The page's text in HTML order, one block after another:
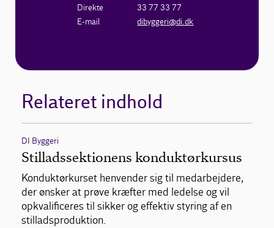
Direkte
33 77 33 77
E-mail
dibyggeri@di.dk
Relateret indhold
DI Byggeri
Stilladssektionens konduktørkursus
Konduktørkurset henvender sig til medarbejdere,
der ønsker at prøve kræfter med ledelse og vil
opkvalificeres til sikker og effektiv styring af en
stilladsproduktion.